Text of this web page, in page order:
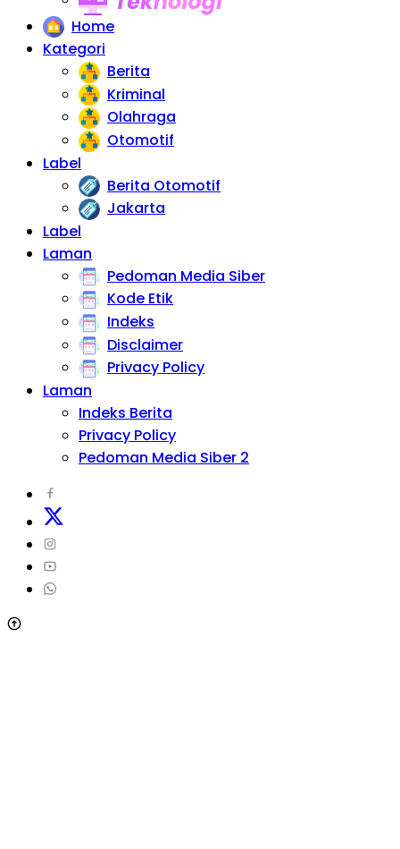
Home
Kategori
Berita
Kriminal
Olahraga
Otomotif
Label
Berita Otomotif
Jakarta
Label
Laman
Pedoman Media Siber
Kode Etik
Indeks
Disclaimer
Privacy Policy
Laman
Indeks Berita
Privacy Policy
Pedoman Media Siber 2